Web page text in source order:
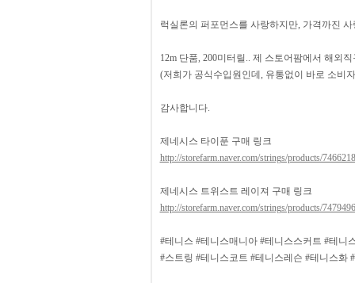
럭실론의 퍼포먼스를 사랑하지만, 가격까진
12m 단품, 200미터릴.. 제 스토어팜에서 해외
(저희가 공식수입원인데, 유통없이 바로 소비
감사합니다.
제네시스 타이푼 구매 링크
http://storefarm.naver.com/strings/products/
제네시스 트위스트 레이져 구매 링크
http://storefarm.naver.com/strings/products/
#테니스 #테니스매니아 #테니스스커트 #테니
#스트링 #테니스코트 #테니스레슨 #테니스화